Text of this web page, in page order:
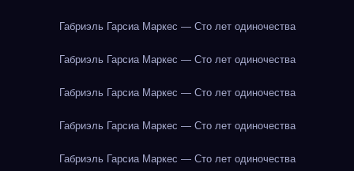
Габриэль Гарсиа Маркес — Сто лет одиночества
Габриэль Гарсиа Маркес — Сто лет одиночества
Габриэль Гарсиа Маркес — Сто лет одиночества
Габриэль Гарсиа Маркес — Сто лет одиночества
Габриэль Гарсиа Маркес — Сто лет одиночества